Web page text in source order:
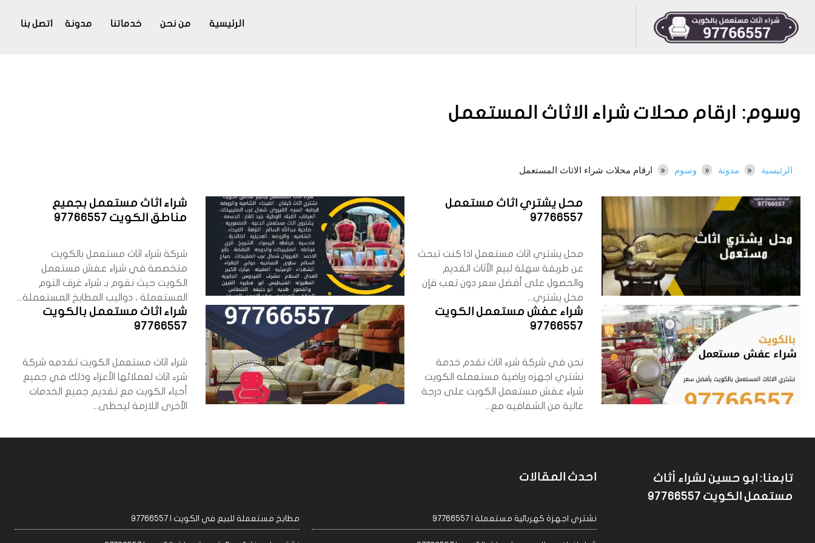
الرئيسية من نحن خدماتنا مدونة اتصل بنا
وسوم: ارقام محلات شراء الاثاث المستعمل
الرئيسية مدونة وسوم ارقام محلات شراء الاثاث المستعمل
محل يشتري اثاث مستعمل
97766557
محل يشتري اثاث مستعمل اذا كنت تبحث
عن طريقة سهلة لبيع الأثاث القديم
والحصول على أفضل سعر دون تعب فإن
محل يشتري...
شراء اثاث مستعمل بجميع
مناطق الكويت 97766557
شركة شراء اثاث مستعمل بالكويت
متخصصة في شراء عفش مستعمل
الكويت حيث نقوم بـ شراء غرف النوم
المستعملة ، دواليب المطابخ المستعملة...
شراء عفش مستعمل الكويت
97766557
نحن في شركة شرء اثاث نقدم خدمة
نشتري اجهزه رياضية مستعمله الكويت
شراء عفش مستعمل الكويت على درجة
عالية من الشفافيه مع...
شراء اثاث مستعمل بالكويت
97766557
شراء اثاث مستعمل الكويت تقدمه شركة
شرء اثاث لعملائها الأعزاء وذلك في جميع
أحياء الكويت مع تقديم جميع الخدمات
الأخرى اللازمة ليحظى...
احدث المقالات
نشتري اجهزة كهربائية مستعملة | 97766557 مطابخ مستعملة للبيع في الكويت | 97766557
تابعنا: ابو حسين لشراء أثاث
مستعمل الكويت 97766557